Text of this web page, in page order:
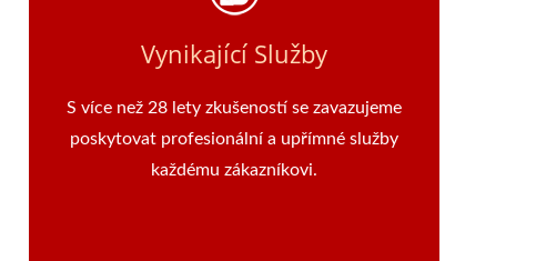
Vynikající Služby
S více než 28 lety zkušeností se zavazujeme
poskytovat profesionální a upřímné služby
každému zákazníkovi.